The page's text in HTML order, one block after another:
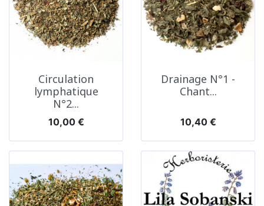
Circulation
lymphatique
N°2...
Prix
10,00 €
Drainage N°1 -
Chant...
Prix
10,40 €